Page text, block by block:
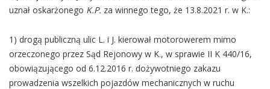
uznał oskarżonego K.P. za winnego tego, że 13.8.2021 r. w K.:
1) drogą publiczną ulic L. i J. kierował motorowerem mimo
orzeczonego przez Sąd Rejonowy w K., w sprawie II K 440/16,
obowiązującego od 6.12.2016 r. dożywotniego zakazu
prowadzenia wszelkich pojazdów mechanicznych w ruchu